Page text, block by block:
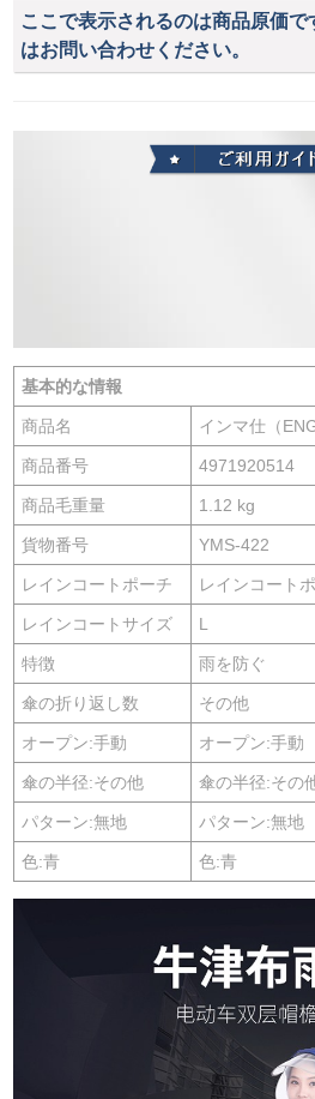
ここで表示されるのは商品原価
はお問い合わせください。
基本的な情報
商品名 インマ仕（
商品番号 4971920514
商品毛重量 1.12 kg
貨物番号 YMS-422
レインコートポーチ レインコート
レインコートサイズ L
特徴 雨を防ぐ
傘の折り返し数 その他
オープン:手動 オープン:手動
傘の半径:その他 傘の半径:その
パターン:無地 パターン:無地
色:青 色:青